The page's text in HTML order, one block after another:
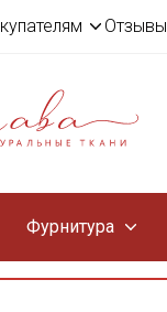
Отзывы
Фурнитура